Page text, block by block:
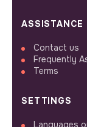
ASSISTANCE
Contact us
Frequently
Terms
SETTINGS
Languages